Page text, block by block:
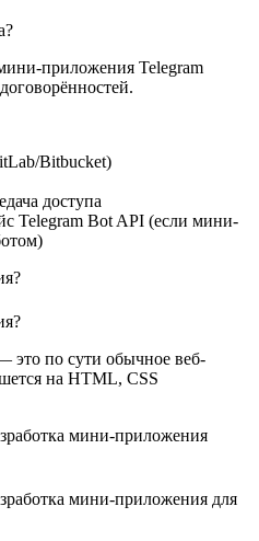
приложения Telegram
Bitbucket)
доступа
Telegram Bot API (если мини-
по сути обычное веб-
на HTML, CSS
мини-приложения
мини-приложения для